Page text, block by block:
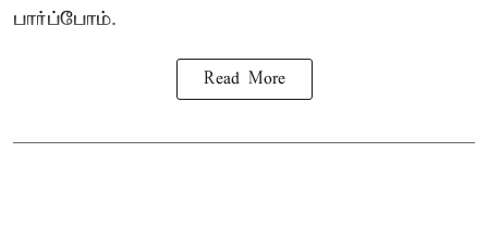
பார்ப்போம்.
Read More